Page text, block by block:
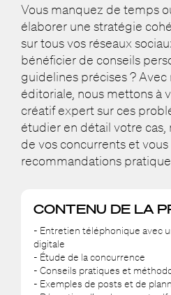
Vous manquez de temps
élaborer une stratégie
sur tous vos réseaux
bénéficier de conseils
guidelines précises ?
éditoriale, nous mettons à
créatif expert sur ces
étudier en détail votre
de vos concurrents et
recommandations
CONTENU DE LA
- Entretien téléphonique avec
digitale
- Étude de la concurrence
- Conseils pratiques et
- Exemples de posts et de